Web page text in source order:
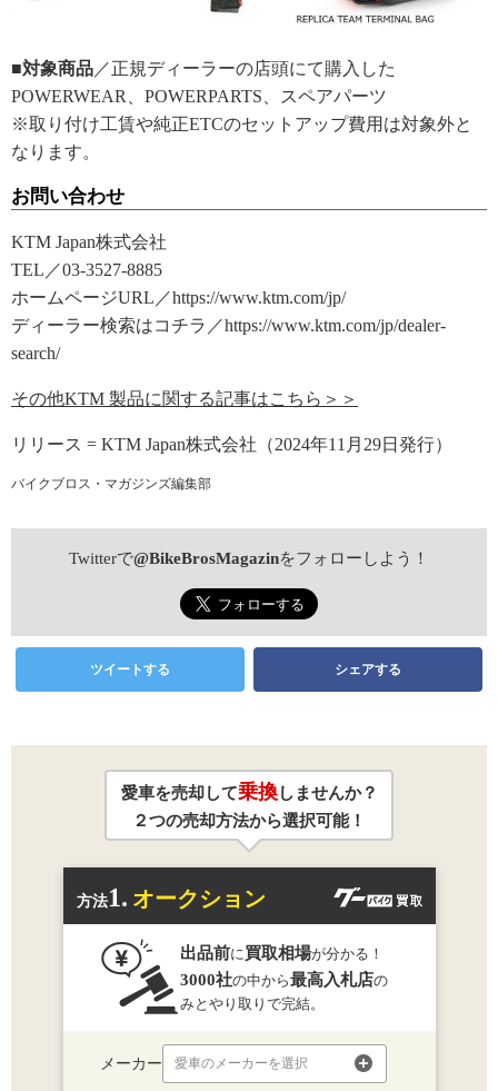
■対象商品 ／正規ディーラーの店頭にて購入した
POWERWEAR、POWERPARTS、スペアパーツ
※取り付け工賃や純正ETCのセットアップ費用は対象外と
なります。
お問い合わせ
KTM Japan株式会社
TEL／03-3527-8885
ホームページURL／https://www.ktm.com/jp/
ディーラー検索はコチラ／https://www.ktm.com/jp/dealer-
search/
その他KTM 製品に関する記事はこちら＞＞
リリース = KTM Japan株式会社（2024年11月29日発行）
バイクブロス・マガジンズ編集部
Twitterで@BikeBrosMagazinをフォローしよう！
ツイートする シェアする
愛車を売却して乗換しませんか？
２つの売却方法から選択可能！
方法1. オークション
出品前に買取相場が分かる！
3000社の中から最高入札店の
みとやり取りで完結。
メーカー 愛車のメーカーを選択